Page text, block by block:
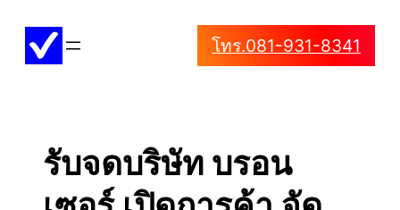
โทร.081-931-8341
รับจดบริษัท บรอน